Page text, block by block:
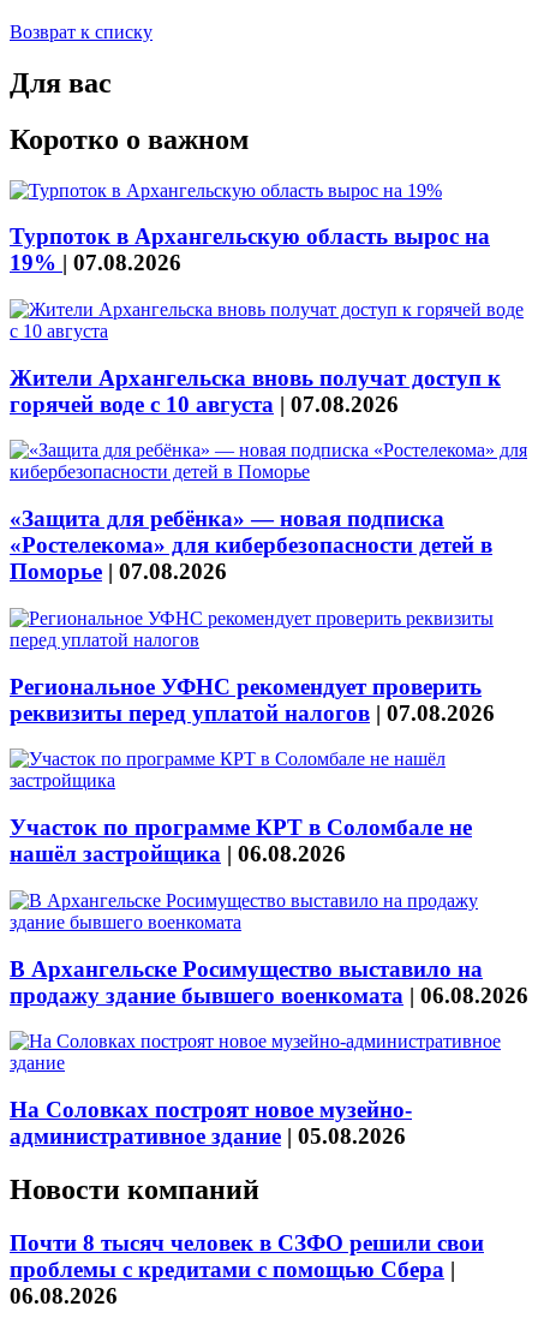
Возврат к списку
Для вас
Коротко о важном
Турпоток в Архангельскую область вырос на
19% | 07.08.2026
Жители Архангельска вновь получат доступ к
горячей воде с 10 августа | 07.08.2026
«Защита для ребёнка» — новая подписка
«Ростелекома» для кибербезопасности детей в
Поморье | 07.08.2026
Региональное УФНС рекомендует проверить
реквизиты перед уплатой налогов | 07.08.2026
Участок по программе КРТ в Соломбале не
нашёл застройщика | 06.08.2026
В Архангельске Росимущество выставило на
продажу здание бывшего военкомата | 06.08.2026
На Соловках построят новое музейно-
административное здание | 05.08.2026
Новости компаний
Почти 8 тысяч человек в СЗФО решили свои
проблемы с кредитами с помощью Сбера |
06.08.2026